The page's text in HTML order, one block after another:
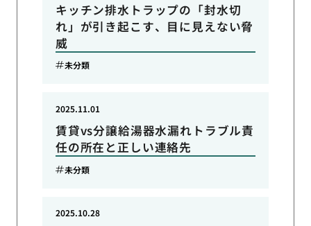
キッチン排水トラップの「封水切
れ」が引き起こす、目に見えない脅
威
未分類
賃貸vs分譲給湯器水漏れトラブル責
任の所在と正しい連絡先
2025.11.01
未分類
2025.10.28